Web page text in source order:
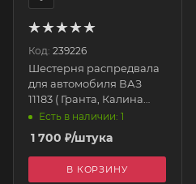
Код: 239226
Шестерня распредвала
для автомобиля ВАЗ
11183 ( Гранта, Калина
8кл.) 11183-1006020-90
Есть в наличии: 1
1 700 ₽/штука
В КОРЗИНУ